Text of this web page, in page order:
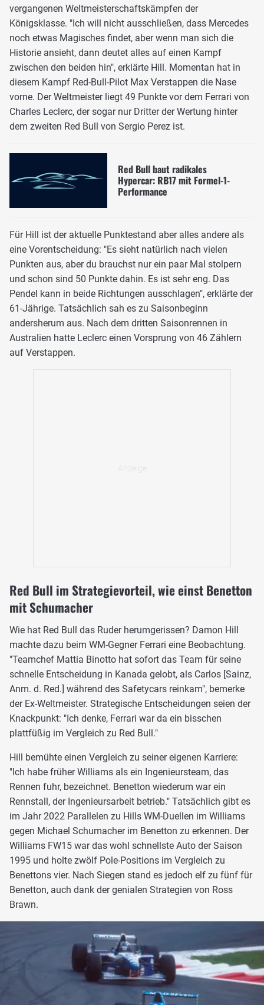
vergangenen Weltmeisterschaftskämpfen der
Königsklasse. "Ich will nicht ausschließen, dass Mercedes
noch etwas Magisches findet, aber wenn man sich die
Historie ansieht, dann deutet alles auf einen Kampf
zwischen den beiden hin", erklärte Hill. Momentan hat in
diesem Kampf Red-Bull-Pilot Max Verstappen die Nase
vorne. Der Weltmeister liegt 49 Punkte vor dem Ferrari von
Charles Leclerc, der sogar nur Dritter der Wertung hinter
dem zweiten Red Bull von Sergio Perez ist.
Red Bull baut radikales
Hypercar: RB17 mit Formel-1-
Performance
Für Hill ist der aktuelle Punktestand aber alles andere als
eine Vorentscheidung: "Es sieht natürlich nach vielen
Punkten aus, aber du brauchst nur ein paar Mal stolpern
und schon sind 50 Punkte dahin. Es ist sehr eng. Das
Pendel kann in beide Richtungen ausschlagen", erklärte der
61-Jährige. Tatsächlich sah es zu Saisonbeginn
andersherum aus. Nach dem dritten Saisonrennen in
Australien hatte Leclerc einen Vorsprung von 46 Zählern
auf Verstappen.
Red Bull im Strategievorteil, wie einst Benetton
mit Schumacher
Wie hat Red Bull das Ruder herumgerissen? Damon Hill
machte dazu beim WM-Gegner Ferrari eine Beobachtung.
"Teamchef Mattia Binotto hat sofort das Team für seine
schnelle Entscheidung in Kanada gelobt, als Carlos [Sainz,
Anm. d. Red.] während des Safetycars reinkam", bemerke
der Ex-Weltmeister. Strategische Entscheidungen seien der
Knackpunkt: "Ich denke, Ferrari war da ein bisschen
plattfüßig im Vergleich zu Red Bull."
Hill bemühte einen Vergleich zu seiner eigenen Karriere:
"Ich habe früher Williams als ein Ingenieursteam, das
Rennen fuhr, bezeichnet. Benetton wiederum war ein
Rennstall, der Ingenieursarbeit betrieb." Tatsächlich gibt es
im Jahr 2022 Parallelen zu Hills WM-Duellen im Williams
gegen Michael Schumacher im Benetton zu erkennen. Der
Williams FW15 war das wohl schnellste Auto der Saison
1995 und holte zwölf Pole-Positions im Vergleich zu
Benettons vier. Nach Siegen stand es jedoch elf zu fünf für
Benetton, auch dank der genialen Strategien von Ross
Brawn.